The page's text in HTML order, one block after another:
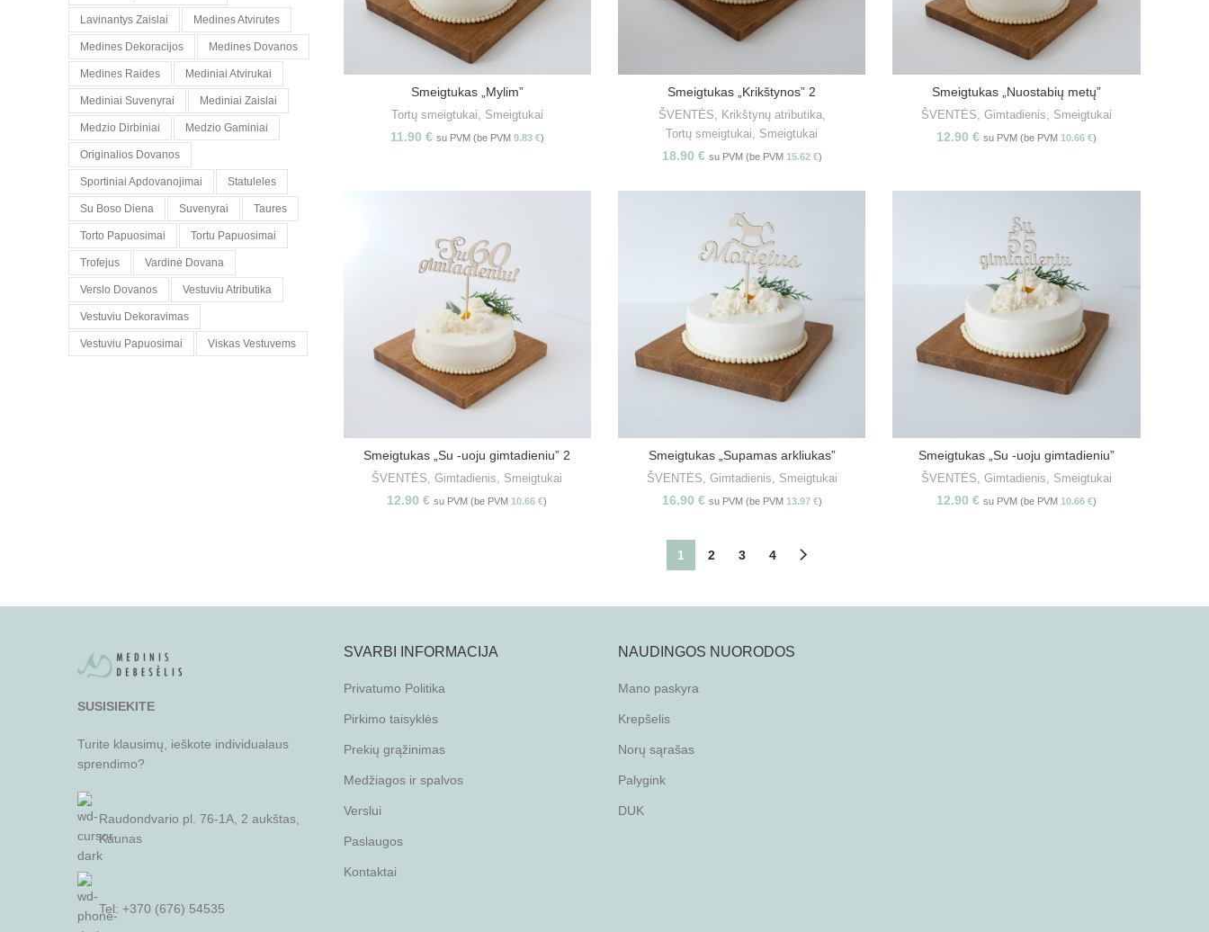
Lavinantys Zaislai Medines Atvirutes
Medines Dekoracijos Medines Dovanos
Medines Raides Mediniai Atvirukai
Mediniai Suvenyrai Mediniai Zaislai
Medzio Dirbiniai Medzio Gaminiai
Originalios Dovanos
Sportiniai Apdovanojimai Statuleles
Su Boso Diena Suvenyrai Taures
Torto Papuosimai Tortu Papuosimai
Trofejus Vardinė Dovana
Verslo Dovanos Vestuviu Atributika
Vestuviu Dekoravimas
Vestuviu Papuosimai Viskas Vestuvems
PASIRINKITE SAVYBES
Smeigtukas „Mylim”
Tortų smeigtukai Smeigtukai
11.90 € su PVM (be PVM 9.83 €)
PASIRINKITE SAVYBES
Smeigtukas „Krikštynos” 2
ŠVENTĖS Krikštynų atributika,
Tortų smeigtukai
Smeigtukai
18.90 € su PVM (be PVM 15.62 €)
PASIRINKITE SAVYBES
Smeigtukas „Nuostabių metų”
ŠVENTĖS ,Gimtadienis Smeigtukai
12.90€ su PVM (be PVM 10.66€)
PASIRINKITE SAVYBES
Smeigtukas „Su -uoju gimtadieniu” 2
ŠVENTĖS,Gimtadienis, Smeigtukai
12.90€ su PVM (be PVM10.66€)
PASIRINKITE SAVYBES
Smeigtukas „Supamas arkliukas”
ŠVENTĖS, Gimtadienis, Smeigtukai
16.90 € su PVM (be PVM 13.97 €)
PASIRINKITE SAVYBES
Smeigtukas „Su -uoju gimtadieniu”
ŠVENTĖS,Gimtadienis, Smeigtukai
12.90€ su PVM (be PVM10.66€)
1 2 3 4
SUSISIEKITE
Turite klausimų, ieškote individualaus
sprendimo?
Raudondvario pl. 76-1A, 2 aukštas,
Kaunas
Tel: +370 (676) 54535
SVARBI INFORMACIJA
Privatumo Politika
Pirkimo taisyklės
Prekių grąžinimas
Medžiagos ir spalvos
Verslui
Paslaugos
Kontaktai
NAUDINGOS NUORODOS
Mano paskyra
Krepšelis
Norų sąrašas
Palygink
DUK